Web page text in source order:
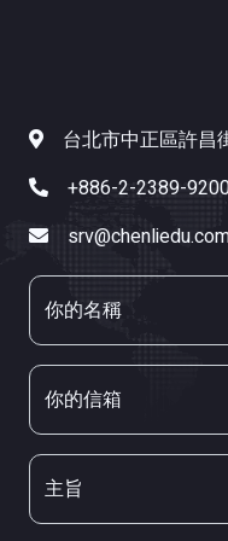
台北市中正區許昌
+886-2-2389-
你的名稱
你的信箱
主旨